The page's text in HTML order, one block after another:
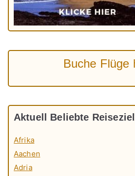
Buche Flüge
Aktuell Beliebte
Afrika
Aachen
Adria